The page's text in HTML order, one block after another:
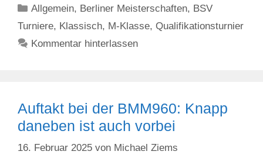
Kategorien
Allgemein, Berliner Meisterschaften, BSV
Turniere, Klassisch, M-Klasse, Qualifikationsturnier
Kommentar hinterlassen
Auftakt bei der BMM960: Knapp
daneben ist auch vorbei
16. Februar 2025 von Michael Ziems